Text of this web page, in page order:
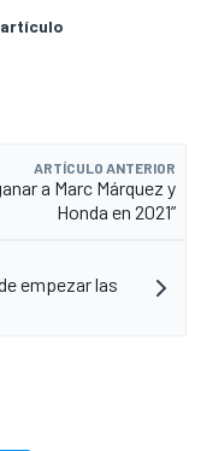
ARTÍCULO ANTERIOR
a Marc Márquez y
Honda en 2021”
empezar las